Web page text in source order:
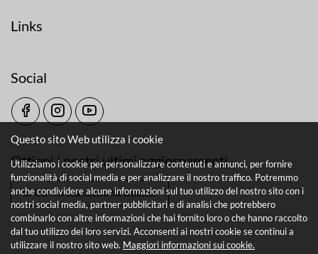
Links
Social
Ottieni i nostri ultimi aggiornamenti
Iscriviti alla nostra Newsletter
Questo sito Web utilizza i cookie
Utilizziamo i cookie per personalizzare contenuti e annunci, per fornire
funzionalità di social media e per analizzare il nostro traffico. Potremmo
anche condividere alcune informazioni sul tuo utilizzo del nostro sito con i
nostri social media, partner pubblicitari e di analisi che potrebbero
combinarlo con altre informazioni che hai fornito loro o che hanno raccolto
dal tuo utilizzo dei loro servizi. Acconsenti ai nostri cookie se continui a
utilizzare il nostro sito web. Maggiori informazioni sui cookie.